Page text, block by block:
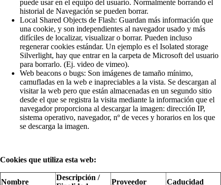
puede usar en el equipo del usuario. Normalmente borrando el
historial de Navegación se pueden borrar.
Local Shared Objects de Flash: Guardan más información que
una cookie, y son independientes al navegador usado y más
difíciles de localizar, visualizar o borrar. Pueden incluso
regenerar cookies estándar. Un ejemplo es el Isolated storage
Silverlight, hay que entrar en la carpeta de Microsoft del usuario
para borrarlo. (Ej. video de vimeo).
Web beacons o bugs: Son imágenes de tamaño mínimo,
camufladas en la web e inapreciables a la vista. Se descargan al
visitar la web pero que están almacenadas en un segundo sitio
desde el que se registra la visita mediante la información que el
navegador proporciona al descargar la imagen: dirección IP,
sistema operativo, navegador, nº de veces y horarios en los que
se descarga la imagen.
Cookies que utiliza esta web:
Nombre
Descripción /
Proveedor Caducidad